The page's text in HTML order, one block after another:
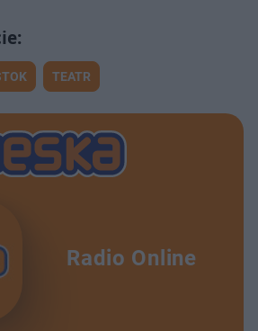
TEATR
Radio Online